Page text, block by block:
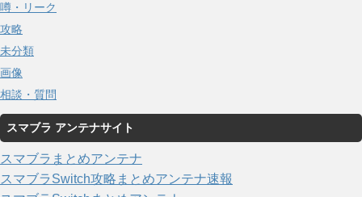
噂・リーク
攻略
未分類
画像
相談・質問
スマブラ アンテナサイト
スマブラまとめアンテナ
スマブラSwitch攻略まとめアンテナ速報